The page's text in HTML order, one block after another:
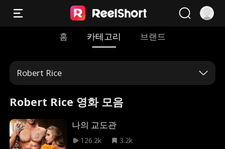
홈 카테고리 브랜드
Robert Rice
Robert Rice 영화 모음
나의 교도관
126.2k
3.2k